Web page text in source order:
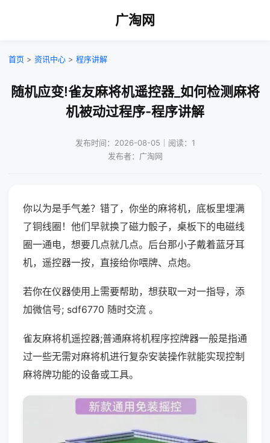
广淘网
首页 > 资讯中心 > 程序讲解
随机应变!雀友麻将机遥控器_如何检测麻将
机被动过程序-程序讲解
发布时间：2026-08-05｜阅读：1
发布者：广淘网
你以为是手气差？错了，你坐的麻将机，底板里埋满
了铜线圈！他们早就换了磁力骰子，桌板下的电磁线
圈一通电，想要几点就几点。后台那小子戴着蓝牙耳
机，遥控器一按，直接给你喂牌、点炮。
若你在仪器使用上需要帮助，想获取一对一指导，添
加微信号; sdf6770 随时交流 。
雀友麻将机遥控器;普通麻将机程序控牌器一般是指通
过一些无需对麻将机进行复杂安装操作就能实现控制
麻将牌功能的设备或工具。